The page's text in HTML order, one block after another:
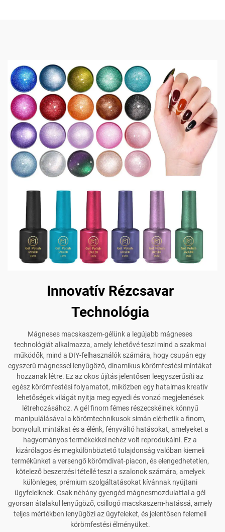
Innovatív Rézcsavar
Technológia
Mágneses macskaszem-gélünk a legújabb mágneses
technológiát alkalmazza, amely lehetővé teszi mind a szakmai
működők, mind a DIY-felhasználók számára, hogy csupán egy
egyszerű mágnessel lenyűgöző, dinamikus körömfestési mintákat
hozzanak létre. Ez az okos újítás jelentősen leegyszerűsíti az
egész körömfestési folyamatot, miközben egy hatalmas kreatív
lehetőségek világát nyitja meg egyedi és vonzó megjelenések
létrehozásához. A gél finom fémes részecskéinek könnyű
manipulálásával a körömtechnikusok simán elérhetik a finom,
bonyolult mintákat és a élénk, fényváltó hatásokat, amelyeket a
hagyományos termékekkel nehéz volt reprodukálni. Ez a
kizárólagos és megkülönböztető tulajdonság valóban kiemeli
termékünket a versengő körömdivat-piacon, és elengedhetetlen,
kötelező beszerzési tétellé teszi a szalonok számára, amelyek
különleges, prémium szolgáltatásokat kívánnak nyújtani
ügyfeleiknek. Csak néhány gyengéd mágnesmozdulattal a gél
gyorsan átalakul lenyűgöző, csillogó macskaszem-hatássá, amely
teljes mértékben lenyűgözi az ügyfeleket, és jelentősen felemeli
körömfestési élményüket.